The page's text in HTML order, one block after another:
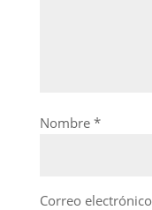
Nombre *
Correo electrónico